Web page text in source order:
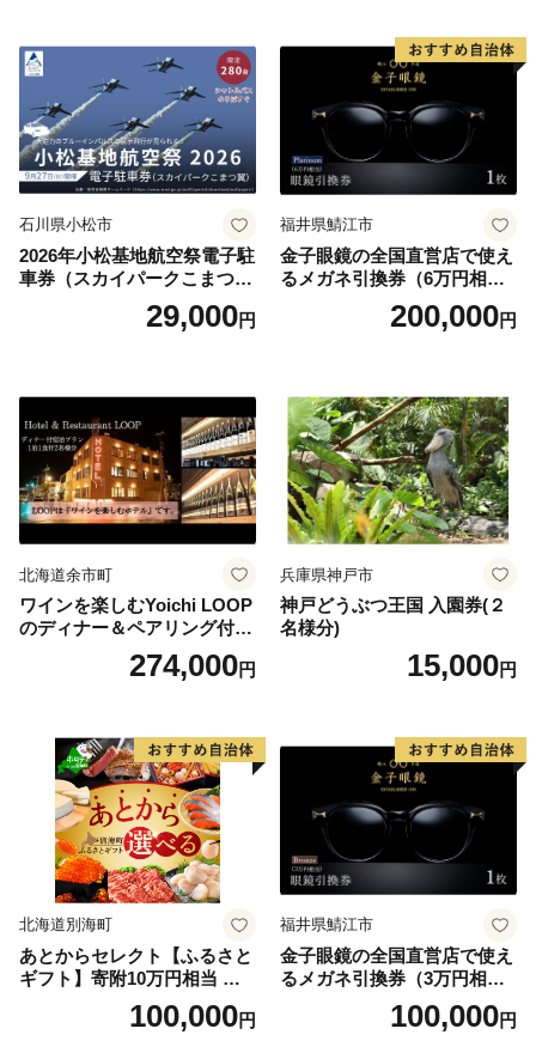
石川県小松市
2026年小松基地航空祭電子駐
車券（スカイパークこまつ
翼） 駐車場 シャトルバスの
りばすぐ 石川県 小松市
29,000円
福井県鯖江市
金子眼鏡の全国直営店で使え
るメガネ引換券（6万円相
当） Platinum200,000円
北海道余市町
ワインを楽しむYoichi LOOP
のディナー＆ペアリング付宿
泊プラン＜デラックスツイン
274,000円
兵庫県神戸市
神戸どうぶつ王国 入園券(２
名様分)
15,000円
北海道別海町
あとからセレクト【ふるさと
ギフト】寄附10万円相当 あ
とから選べる！ ギフト いく
ら ほたて 海鮮 牛肉 別海町
100,000円
福井県鯖江市
金子眼鏡の全国直営店で使え
るメガネ引換券（3万円相
100,000円